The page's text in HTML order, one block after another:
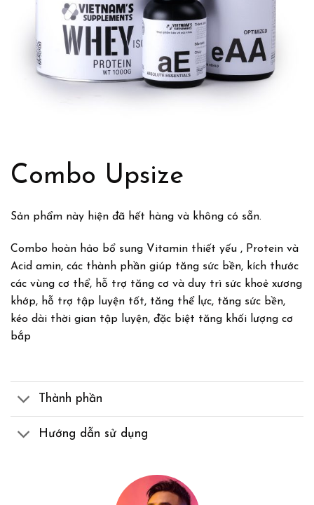
Combo Upsize
Sản phẩm này hiện đã hết hàng và không có sẵn.
Combo hoàn hảo bổ sung Vitamin thiết yếu , Protein và
Acid amin, các thành phần giúp tăng sức bền, kích thước
các vùng cơ thể, hỗ trợ tăng cơ và duy trì sức khoẻ xương
khớp, hỗ trợ tập luyện tốt, tăng thể lực, tăng sức bền,
kéo dài thời gian tập luyện, đặc biệt tăng khối lượng cơ
bắp
Thành phần
Hướng dẫn sử dụng